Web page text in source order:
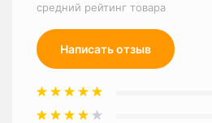
средний рейтинг товара
Написать отзыв